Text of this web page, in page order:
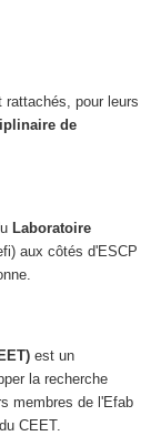
rattachés, pour leurs
de
Laboratoire
aux côtés d'ESCP
est un
la recherche
membres de l'Efab
CEET.